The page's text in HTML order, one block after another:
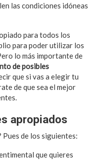
las condiciones idóneas
para todos los
para poder utilizar los
lo más importante de
de posibles
que si vas a elegir tu
de que sea el mejor
apropiados
Pues de los siguientes:
que quieres